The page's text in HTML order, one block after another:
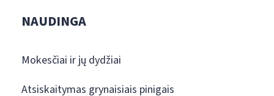
NAUDINGA
Mokesčiai ir jų dydžiai
Atsiskaitymas grynaisiais pinigais